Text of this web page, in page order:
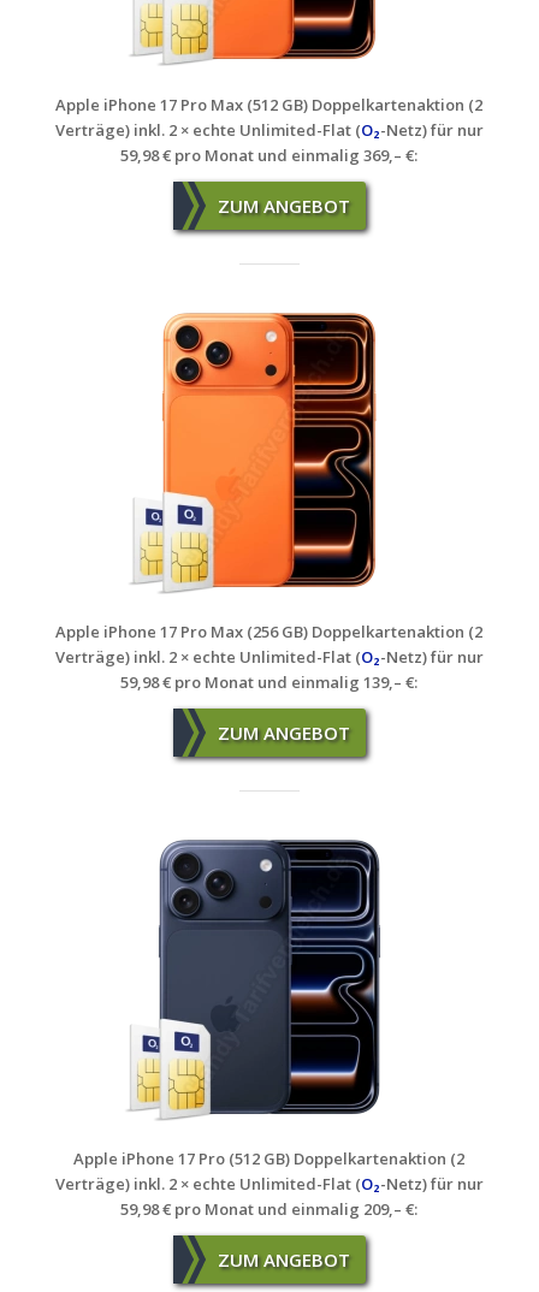
Apple iPhone 17 Pro Max (512 GB) Doppelkartenaktion (2
Verträge) inkl. 2 × echte Unlimited-Flat (O₂-Netz) für nur
59,98 € pro Monat und einmalig 369,– €:
ZUM ANGEBOT
Apple iPhone 17 Pro Max (256 GB) Doppelkartenaktion (2
Verträge) inkl. 2 × echte Unlimited-Flat (O₂-Netz) für nur
59,98 € pro Monat und einmalig 139,– €:
ZUM ANGEBOT
Apple iPhone 17 Pro (512 GB) Doppelkartenaktion (2
Verträge) inkl. 2 × echte Unlimited-Flat (O₂-Netz) für nur
59,98 € pro Monat und einmalig 209,– €:
ZUM ANGEBOT